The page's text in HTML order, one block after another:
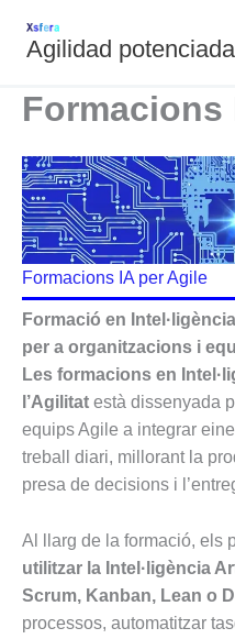
contingut
Agilidad
Formacions
Formacions IA per Agile
Formació en
per a organitzacions i
Les formacions en
l’Agilitat està dissenyada
equips Agile a integrar
treball diari, millorant la
presa de decisions i
Al llarg de la formació, els
utilitzar la Intel·ligència
Scrum, Kanban, Lean o
processos, automatitzar